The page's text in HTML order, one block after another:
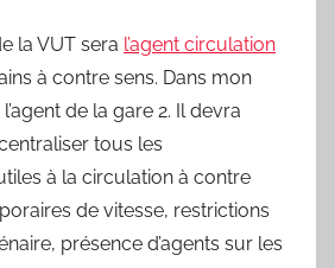
la VUT sera l’agent circulation
à contre sens. Dans mon
de la gare 2. Il devra
tous les
à la circulation à contre
de vitesse, restrictions
présence d’agents sur les